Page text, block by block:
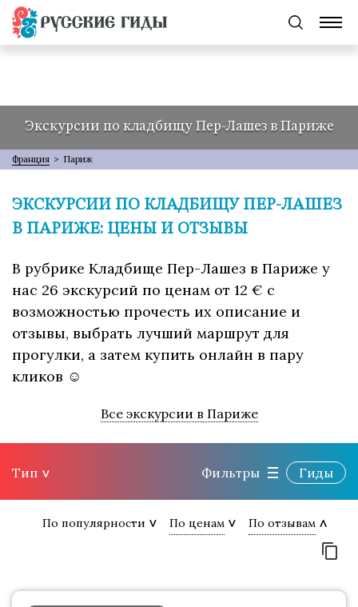
Экскурсии по кладбищу Пер-Лашез в Париже
Франция > Париж
ЭКСКУРСИИ ПО КЛАДБИЩУ ПЕР-ЛАШЕЗ
В ПАРИЖЕ: ЦЕНЫ И ОТЗЫВЫ
В рубрике Кладбище Пер-Лашез в Париже у
нас 26 экскурсий по ценам от 12 € с
возможностью прочесть их описание и
отзывы, выбрать лучший маршрут для
прогулки, а затем купить онлайн в пару
кликов ☺
Все экскурсии в Париже
Тип Фильтры Гиды
По популярности По ценам По отзывам